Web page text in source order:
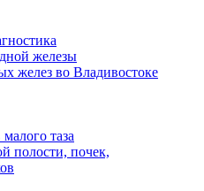
железы
желез во Владивостоке
таза
полости, почек,